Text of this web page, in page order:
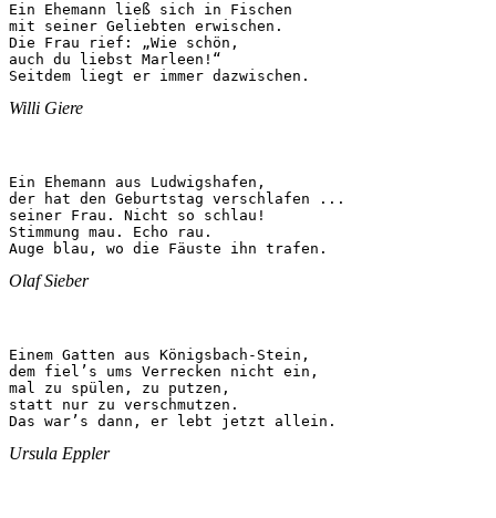
Ein Ehemann ließ sich in Fischen
mit seiner Geliebten erwischen.
Die Frau rief: „Wie schön,
auch du liebst Marleen!“
Seitdem liegt er immer dazwischen.
Willi Giere
Ein Ehemann aus Ludwigshafen,
der hat den Geburtstag verschlafen ...
seiner Frau. Nicht so schlau!
Stimmung mau. Echo rau.
Auge blau, wo die Fäuste ihn trafen.
Olaf Sieber
Einem Gatten aus Königsbach-Stein,
dem fiel’s ums Verrecken nicht ein,
mal zu spülen, zu putzen,
statt nur zu verschmutzen.
Das war’s dann, er lebt jetzt allein.
Ursula Eppler